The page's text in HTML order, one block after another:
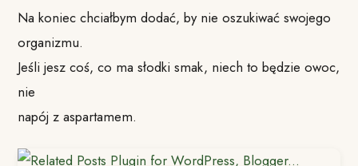
Na koniec chciałbym dodać, by nie oszukiwać swojego
organizmu.
Jeśli jesz coś, co ma słodki smak, niech to będzie owoc,
nie
napój z aspartamem.